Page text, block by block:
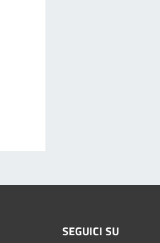
SEGUICI SU